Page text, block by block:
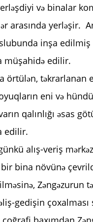
və binalar
arasında yerləşir.
inşa
müşahidə edilir.
örtülən, təkrarlanan
eni və
qalınlığı əsas
edilir.
alış-veriş
bir bina növünə
Zəngəzurun
gedişin